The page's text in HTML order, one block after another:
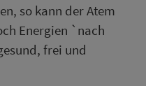
so kann der Atem
Energien `nach
frei und